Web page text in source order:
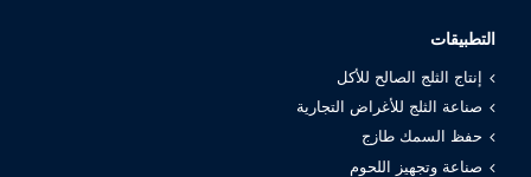
التطبيقات
إنتاج الثلج الصالح للأكل
صناعة الثلج للأغراض التجارية
حفظ السمك طازج
صناعة وتجهيز اللحوم